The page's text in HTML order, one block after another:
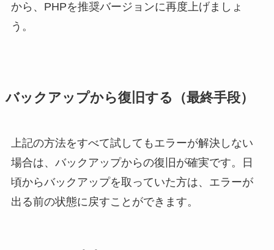
から、PHPを推奨バージョンに再度上げましょ
う。
バックアップから復旧する（最終手段）
上記の方法をすべて試してもエラーが解決しない
場合は、バックアップからの復旧が確実です。日
頃からバックアップを取っていた方は、エラーが
出る前の状態に戻すことができます。